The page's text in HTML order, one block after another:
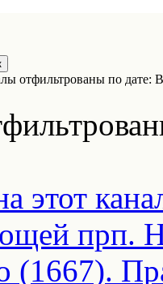
отфильтрованы по дате:
этот